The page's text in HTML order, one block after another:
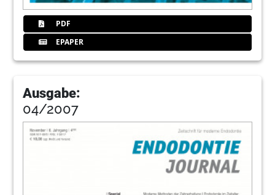
PDF
EPAPER
Ausgabe:
04/2007